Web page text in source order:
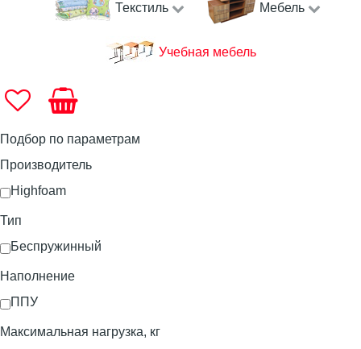
Текстиль Мебель
Учебная мебель
Подбор по параметрам
Производитель
Highfoam
Тип
Беспружинный
Наполнение
ППУ
Максимальная нагрузка, кг